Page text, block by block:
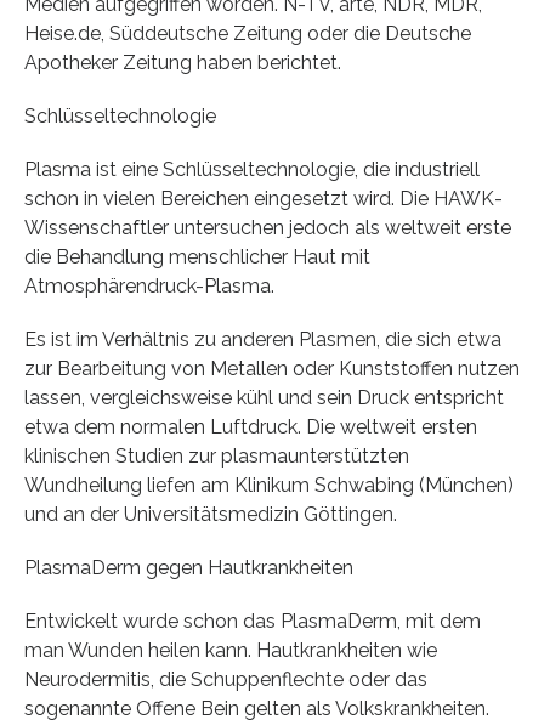
Medien aufgegriffen worden. N-TV, arte, NDR, MDR,
Heise.de, Süddeutsche Zeitung oder die Deutsche
Apotheker Zeitung haben berichtet.
Schlüsseltechnologie
Plasma ist eine Schlüsseltechnologie, die industriell
schon in vielen Bereichen eingesetzt wird. Die HAWK-
Wissenschaftler untersuchen jedoch als weltweit erste
die Behandlung menschlicher Haut mit
Atmosphärendruck-Plasma.
Es ist im Verhältnis zu anderen Plasmen, die sich etwa
zur Bearbeitung von Metallen oder Kunststoffen nutzen
lassen, vergleichsweise kühl und sein Druck entspricht
etwa dem normalen Luftdruck. Die weltweit ersten
klinischen Studien zur plasmaunterstützten
Wundheilung liefen am Klinikum Schwabing (München)
und an der Universitätsmedizin Göttingen.
PlasmaDerm gegen Hautkrankheiten
Entwickelt wurde schon das PlasmaDerm, mit dem
man Wunden heilen kann. Hautkrankheiten wie
Neurodermitis, die Schuppenflechte oder das
sogenannte Offene Bein gelten als Volkskrankheiten.